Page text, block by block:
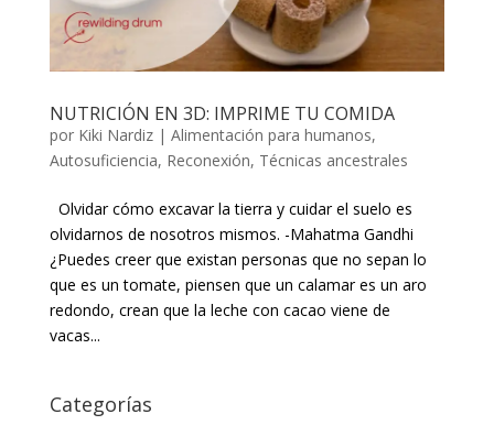
NUTRICIÓN EN 3D: IMPRIME TU COMIDA
por Kiki Nardiz| Alimentación para humanos,
Autosuficiencia, Reconexión, Técnicas ancestrales
Olvidar cómo excavar la tierra y cuidar el suelo es
olvidarnos de nosotros mismos. -Mahatma Gandhi
¿Puedes creer que existan personas que no sepan lo
que es un tomate, piensen que un calamar es un aro
redondo, crean que la leche con cacao viene de
vacas...
Categorías